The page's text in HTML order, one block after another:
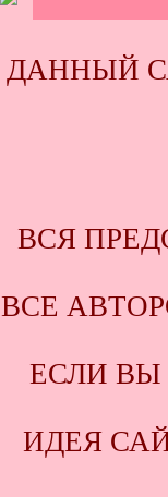
ДАННЫЙ
ВСЯ
ВСЕ
ЕСЛИ
ИДЕЯ